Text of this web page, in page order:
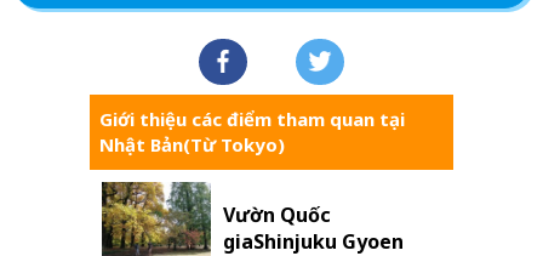
Giới thiệu các điểm tham quan tại
Nhật Bản(Từ Tokyo)
Vườn Quốc
giaShinjuku Gyoen